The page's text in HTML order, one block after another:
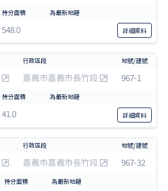
548.0 詳細資料
嘉義市嘉義市長竹段 967-1
41.0 詳細資料
嘉義市嘉義市長竹段 967-32